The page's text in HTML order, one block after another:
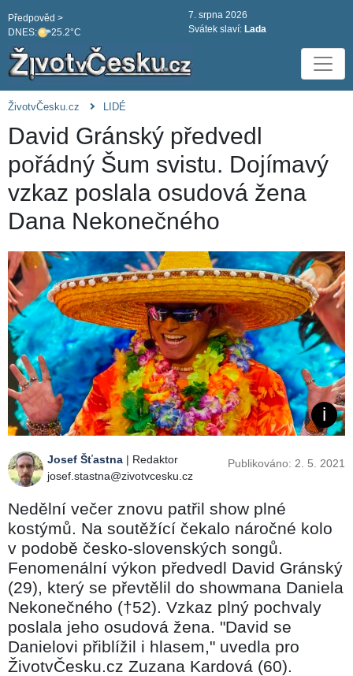
DNES: 25.2°C
Předpověd >
7. srpna 2026
Svátek slaví: Lada
ŽivotvČesku.cz LIDÉ
David Gránský předvedl
pořádný Šum svistu. Dojímavý
vzkaz poslala osudová žena
Dana Nekonečného
Josef Šťastna | Redaktor
josef.stastna@zivotvcesku.cz
Publikováno: 2. 5. 2021
Nedělní večer znovu patřil show plné
kostýmů. Na soutěžící čekalo náročné kolo
v podobě česko-slovenských songů.
Fenomenální výkon předvedl David Gránský
(29), který se převtělil do showmana Daniela
Nekonečného (†52). Vzkaz plný pochvaly
poslala jeho osudová žena. "David se
Danielovi přiblížil i hlasem," uvedla pro
ŽivotvČesku.cz Zuzana Kardová (60).